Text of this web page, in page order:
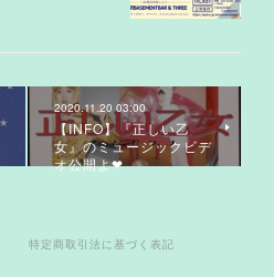
2020.11.20 03:00
【INFO】『正しい乙
女』のミュージックビデ
オ公開よ❤︎
特定商取引法に基づく表記